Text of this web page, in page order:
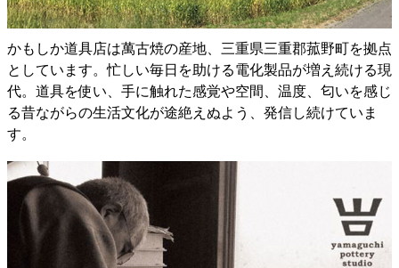
かもしか道具店は萬古焼の産地、三重県三重郡菰野町を拠点
としています。忙しい毎日を助ける電化製品が増え続ける現
代。道具を使い、手に触れた感覚や空間、温度、匂いを感じ
る昔ながらの生活文化が途絶えぬよう、発信し続けていま
す。